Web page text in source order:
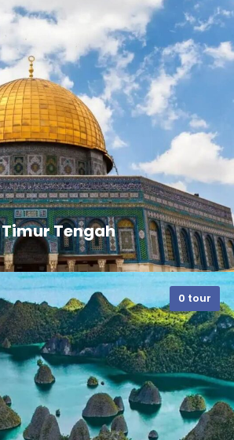
Timur Tengah
VIEW ALL TOURS
0 tour